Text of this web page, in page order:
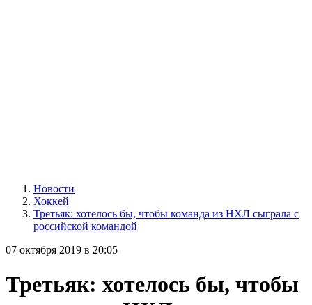
Новости
Хоккей
Третьяк: хотелось бы, чтобы команда из НХЛ сыграла с
российской командой
07 октября 2019 в 20:05
Третьяк: хотелось бы, чтобы